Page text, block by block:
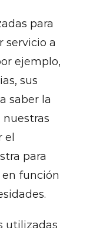
para
servicio a
ejemplo,
sus
saber la
para
función
utilizadas